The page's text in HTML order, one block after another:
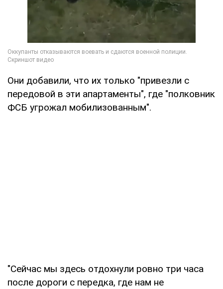
Они добавили, что их только "привезли с
передовой в эти апартаменты", где "полковник
ФСБ угрожал мобилизованным".
"Сейчас мы здесь отдохнули ровно три часа
после дороги с передка, где нам не